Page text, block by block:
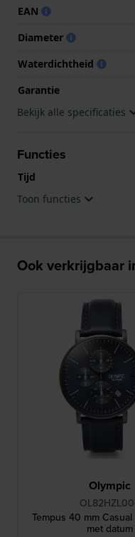
EAN
Diameter
Waterdichtheid
Garantie
Bekijk alle specificaties
Functies
Tijd
Toon functies
Ook verkrijgbaar
Olympic
Tempus 40 mm
met datum